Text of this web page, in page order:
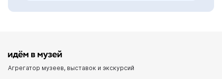
Агрегатор музеев, выставок и экскурсий